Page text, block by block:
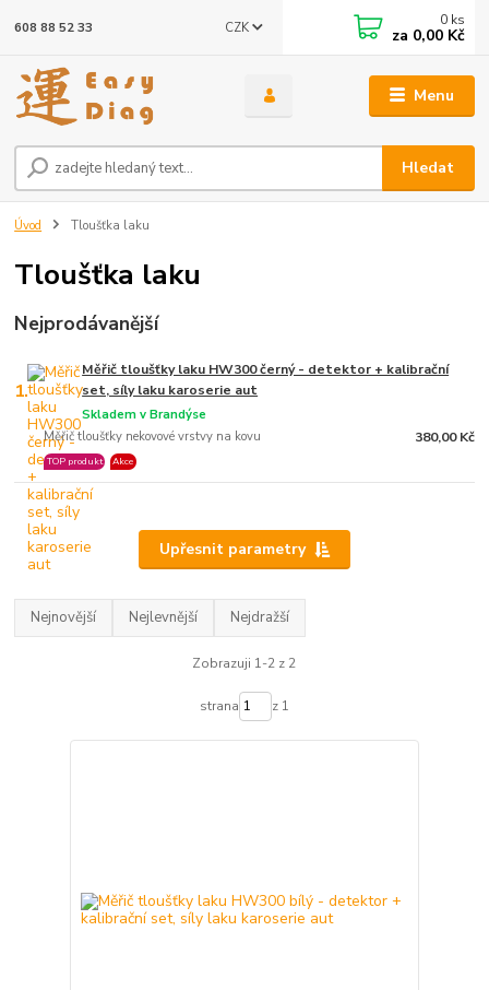
Menu
CZK
Hledat
608 88 52 33 0 ks
za 0,00 Kč
Úvod Tloušťka laku
Tloušťka laku
Nejprodávanější
1.
Měřič tloušťky laku HW300 černý - detektor + kalibrační
set, síly laku karoserie aut
Měřič tloušťky nekovové vrstvy na kovu
Skladem v Brandýse
TOP produkt Akce
380,00 Kč
Upřesnit parametry
Nejnovější Nejlevnější Nejdražší
Zobrazuji 1-2 z 2
strana z 1